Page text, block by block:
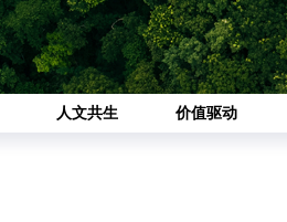
人文共生 价值驱动